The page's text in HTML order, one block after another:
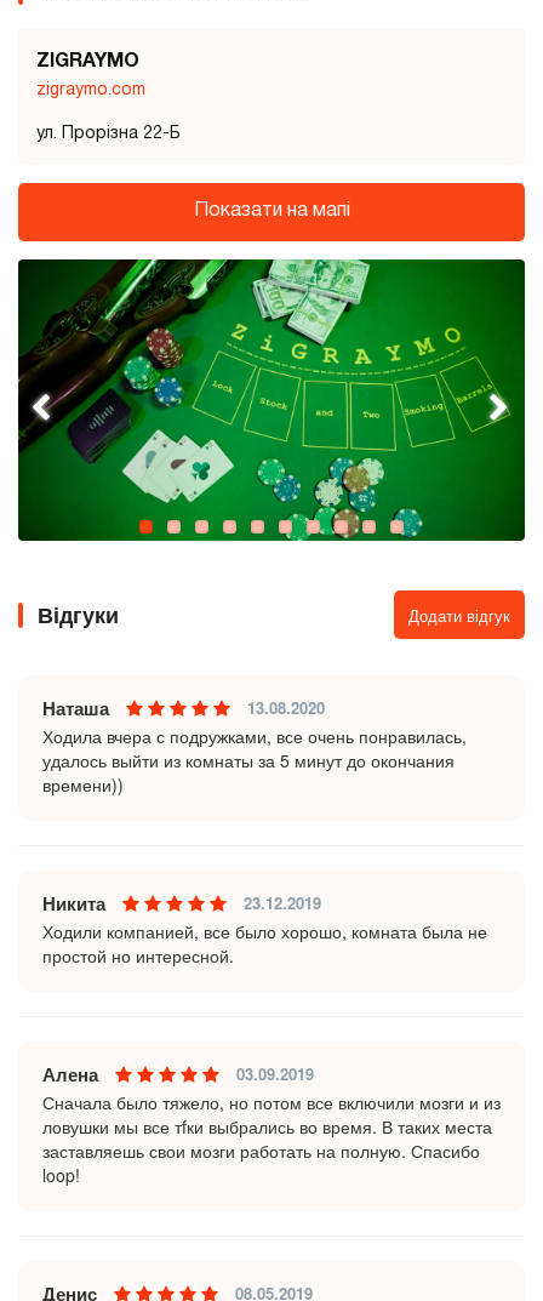
ZIGRAYMO
zigraymo.com
ул. Прорізна 22-Б
Показати на мапі
Відгуки Додати відгук
Наташа 13.08.2020
Ходила вчера с подружками, все очень понравилась,
удалось выйти из комнаты за 5 минут до окончания
времени))
Никита 23.12.2019
Ходили компанией, все было хорошо, комната была не
простой но интересной.
Алена 03.09.2019
Сначала было тяжело, но потом все включили мозги и из
ловушки мы все тfки выбрались во время. В таких места
заставляешь свои мозги работать на полную. Спасибо
loop!
Денис 08.05.2019